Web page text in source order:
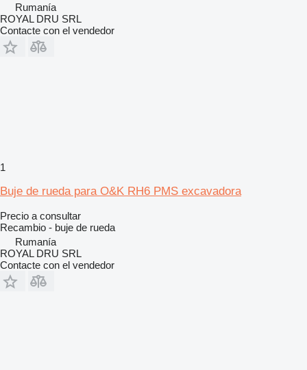
Rumanía
ROYAL DRU SRL
Contacte con el vendedor
1
Buje de rueda para O&K RH6 PMS excavadora
Precio a consultar
Recambio - buje de rueda
Rumanía
ROYAL DRU SRL
Contacte con el vendedor